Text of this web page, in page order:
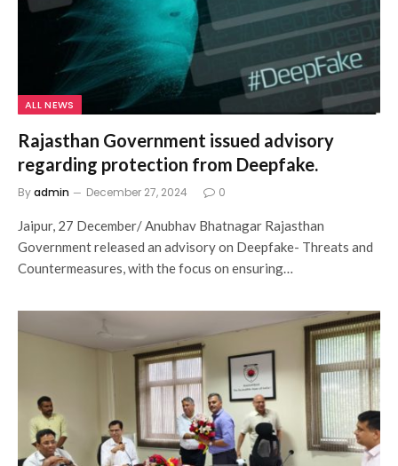
ALL NEWS
Rajasthan Government issued advisory
regarding protection from Deepfake.
Byadmin December 27, 2024 0
Jaipur, 27 December/ Anubhav Bhatnagar Rajasthan
Government released an advisory on Deepfake- Threats and
Countermeasures, with the focus on ensuring…